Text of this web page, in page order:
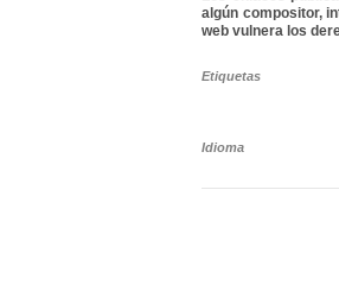
algún compositor,
web vulnera los
Etiquetas
Idioma